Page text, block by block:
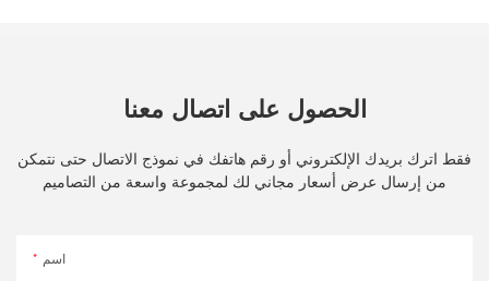
الحصول على اتصال معنا
فقط اترك بريدك الإلكتروني أو رقم هاتفك في نموذج الاتصال حتى نتمكن
من إرسال عرض أسعار مجاني لك لمجموعة واسعة من التصاميم
اسم